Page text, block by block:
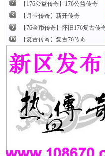
【176公益传奇】176公益传奇
【月卡传奇】新开传奇
【76金币传奇】怀旧176复古传
【复古传奇】复古76传奇